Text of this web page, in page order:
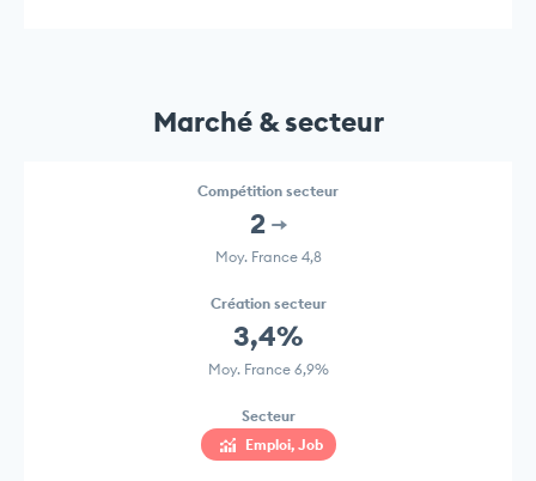
Marché & secteur
Compétition secteur
2
Moy. France 4,8
Création secteur
3,4%
Moy. France 6,9%
Secteur
Emploi, Job